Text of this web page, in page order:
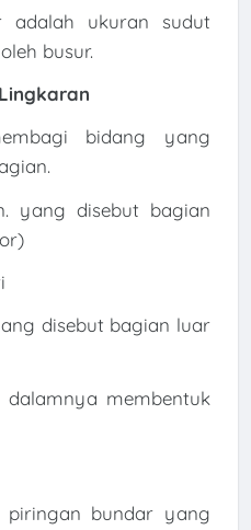
adalah ukuran sudut
busur.
bidang yang
yang disebut bagian
disebut bagian luar
membentuk
piringan bundar yang